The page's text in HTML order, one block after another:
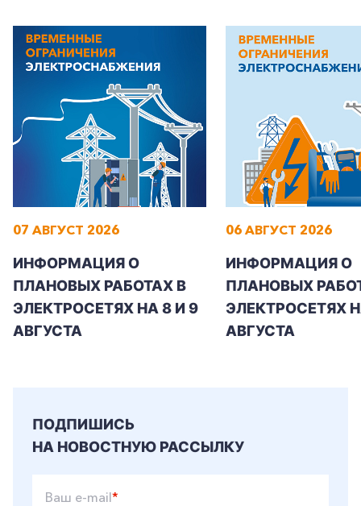
07 АВГУСТ 2026
ИНФОРМАЦИЯ О
ПЛАНОВЫХ РАБОТАХ В
ЭЛЕКТРОСЕТЯХ НА 8 И 9
АВГУСТА
06 АВГУСТ 2026
ИНФОРМАЦИЯ О
ПЛАНОВЫХ
ЭЛЕКТРОСЕТЯХ
АВГУСТА
ПОДПИШИСЬ
НА НОВОСТНУЮ РАССЫЛКУ
Ваш e-mail*